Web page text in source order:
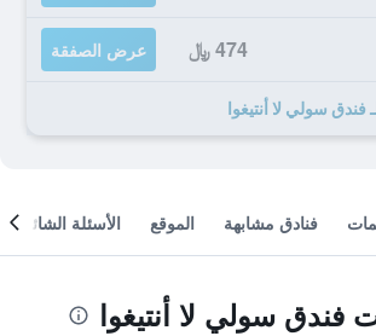
474 ﷼ عرض الصفقة
فنادق مشابهة الموقع الأسئلة الشائعة
سولي لا أنتيغوا